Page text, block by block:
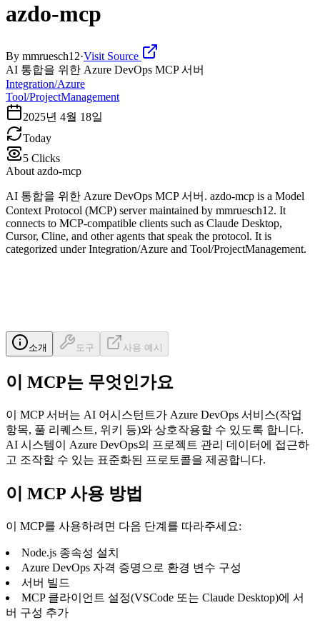
azdo-mcp
By mmruesch12·Visit Source
AI 통합을 위한 Azure DevOps MCP 서버
Integration/Azure
Tool/ProjectManagement
2025년 4월 18일
Today
5 Clicks
About azdo-mcp
AI 통합을 위한 Azure DevOps MCP 서버. azdo-mcp is a Model
Context Protocol (MCP) server maintained by mmruesch12. It
connects to MCP-compatible clients such as Claude Desktop,
Cursor, Cline, and other agents that speak the protocol. It is
categorized under Integration/Azure and Tool/ProjectManagement.
소개 도구 사용 예시
이 MCP는 무엇인가요
이 MCP 서버는 AI 어시스턴트가 Azure DevOps 서비스(작업
항목, 풀 리퀘스트, 위키 등)와 상호작용할 수 있도록 합니다.
AI 시스템이 Azure DevOps의 프로젝트 관리 데이터에 접근하
고 조작할 수 있는 표준화된 프로토콜을 제공합니다.
이 MCP 사용 방법
이 MCP를 사용하려면 다음 단계를 따라주세요:
Node.js 종속성 설치
Azure DevOps 자격 증명으로 환경 변수 구성
서버 빌드
MCP 클라이언트 설정(VSCode 또는 Claude Desktop)에 서
버 구성 추가